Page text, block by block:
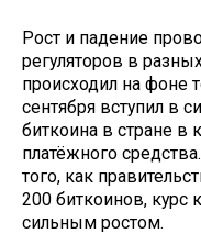
Рост и падение
регуляторов в
происходил на фоне
сентября вступил в
биткоина в стране в
платёжного
того, как
200 биткоинов, курс
сильным ростом.